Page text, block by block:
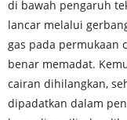
di bawah pengaruh
lancar melalui
gas pada permukaan
benar memadat.
cairan dihilangkan,
dipadatkan dalam